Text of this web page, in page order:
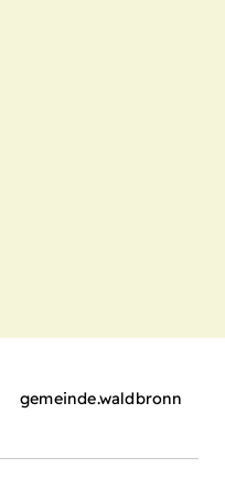
gemeinde.waldbronn